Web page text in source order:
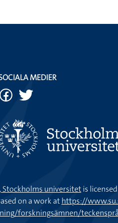
MEDIER
universitetis
on a work athttps://
forskningsämnen/